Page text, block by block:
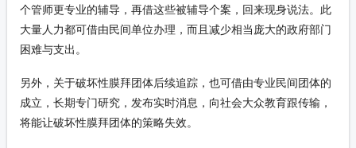
个管师更专业的辅导，再借这些被辅导个案，回来现身说法。此
大量人力都可借由民间单位办理，而且减少相当庞大的政府部门
困难与支出。
另外，关于破坏性膜拜团体后续追踪，也可借由专业民间团体的
成立，长期专门研究，发布实时消息，向社会大众教育跟传输，
将能让破坏性膜拜团体的策略失效。